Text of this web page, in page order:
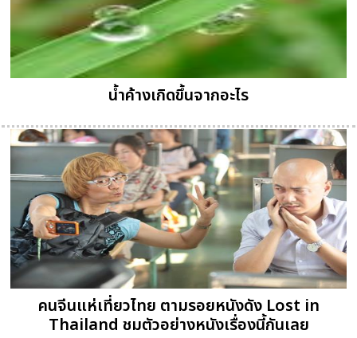
น้ำค้างเกิดขึ้นจากอะไร
คนจีนแห่เที่ยวไทย ตามรอยหนังดัง Lost in
Thailand ชมตัวอย่างหนังเรื่องนี้กันเลย